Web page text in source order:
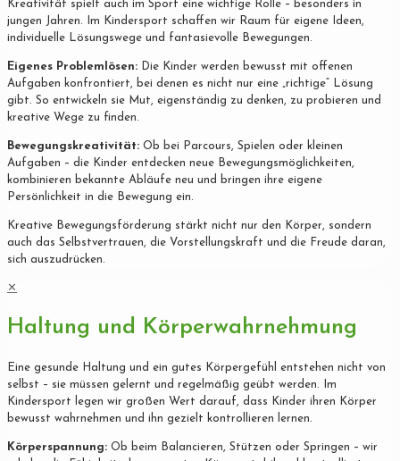
Kreativität spielt auch im Sport eine wichtige Rolle – besonders in
jungen Jahren. Im Kindersport schaffen wir Raum für eigene Ideen,
individuelle Lösungswege und fantasievolle Bewegungen.
Eigenes Problemlösen: Die Kinder werden bewusst mit offenen
Aufgaben konfrontiert, bei denen es nicht nur eine „richtige“ Lösung
gibt. So entwickeln sie Mut, eigenständig zu denken, zu probieren und
kreative Wege zu finden.
Bewegungskreativität: Ob bei Parcours, Spielen oder kleinen
Aufgaben – die Kinder entdecken neue Bewegungsmöglichkeiten,
kombinieren bekannte Abläufe neu und bringen ihre eigene
Persönlichkeit in die Bewegung ein.
Kreative Bewegungsförderung stärkt nicht nur den Körper, sondern
auch das Selbstvertrauen, die Vorstellungskraft und die Freude daran,
sich auszudrücken.
✕
Haltung und Körperwahrnehmung
Eine gesunde Haltung und ein gutes Körpergefühl entstehen nicht von
selbst – sie müssen gelernt und regelmäßig geübt werden. Im
Kindersport legen wir großen Wert darauf, dass Kinder ihren Körper
bewusst wahrnehmen und ihn gezielt kontrollieren lernen.
Körperspannung: Ob beim Balancieren, Stützen oder Springen – wir